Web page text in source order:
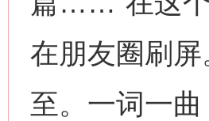
在朋友圈刷
至。一词一